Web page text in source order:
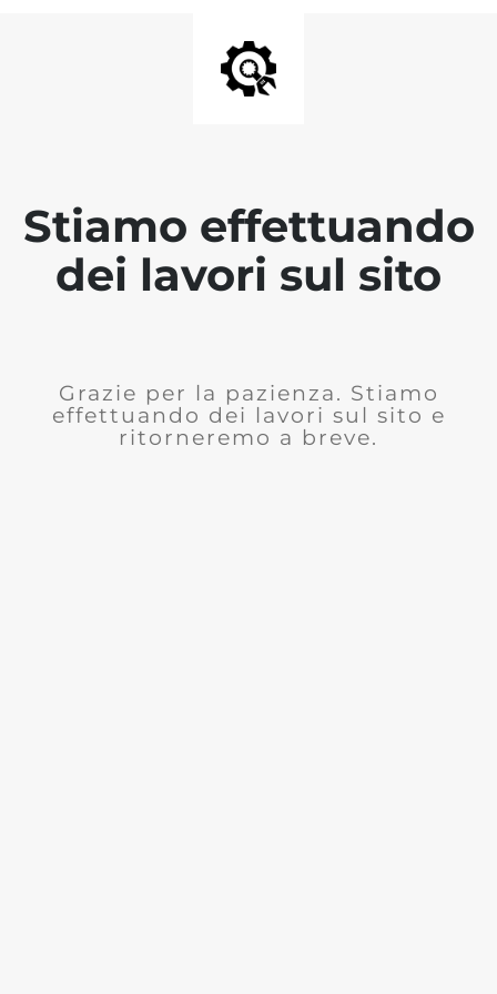
Stiamo effettuando
dei lavori sul sito
Grazie per la pazienza. Stiamo
effettuando dei lavori sul sito e
ritorneremo a breve.